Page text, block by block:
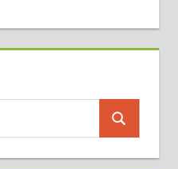
Suchen